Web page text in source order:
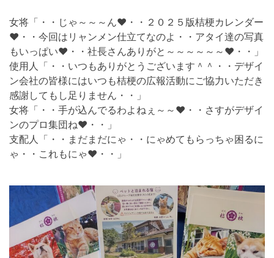
女将「・・じゃ～～～ん❤・・２０２５版桔梗カレンダー
❤・・今回はリャンメン仕立てなのよ・・アタイ達の写真
もいっぱい❤・・社長さんありがと～～～～～～❤・・」
使用人「・・いつもありがとうございます＾＾・・デザイ
ン会社の皆様にはいつも桔梗の広報活動にご協力いただき
感謝してもし足りません・・」
女将「・・手が込んでるわよねぇ～～❤・・さすがデザイ
ンのプロ集団ね❤・・」
支配人「・・まだまだにゃ・・にゃめてもらっちゃ困るに
ゃ・・これもにゃ❤・・」